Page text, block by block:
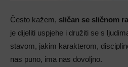
Često kažem, sličan se sličnom
je dijeliti uspjehe i družiti se s
stavom, jakim karakterom,
nas puno, ima nas dovoljno.